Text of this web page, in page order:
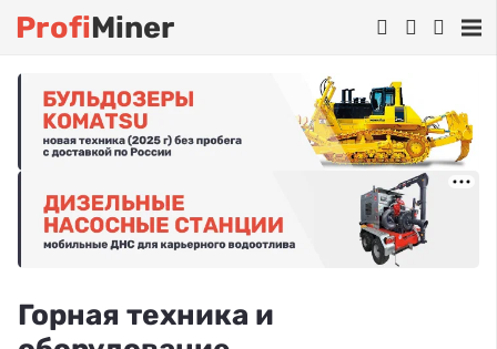
ProfiMiner
Горная техника и